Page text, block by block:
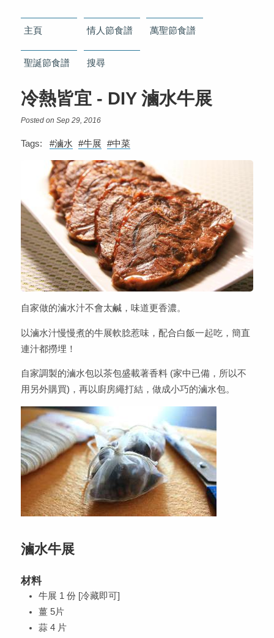
主頁 情人節食譜 萬聖節食譜
聖誕節食譜 搜尋
冷熱皆宜 - DIY 滷水牛展
Posted on Sep 29, 2016
Tags: #滷水 #牛展 #中菜
自家做的滷水汁不會太鹹，味道更香濃。
以滷水汁慢慢煮的牛展軟腍惹味，配合白飯一起吃，簡直
連汁都撈埋！
自家調製的滷水包以茶包盛載著香料 (家中已備，所以不
用另外購買)，再以廚房繩打結，做成小巧的滷水包。
滷水牛展
材料
牛展 1 份 [冷藏即可]
薑 5片
蒜 4 片